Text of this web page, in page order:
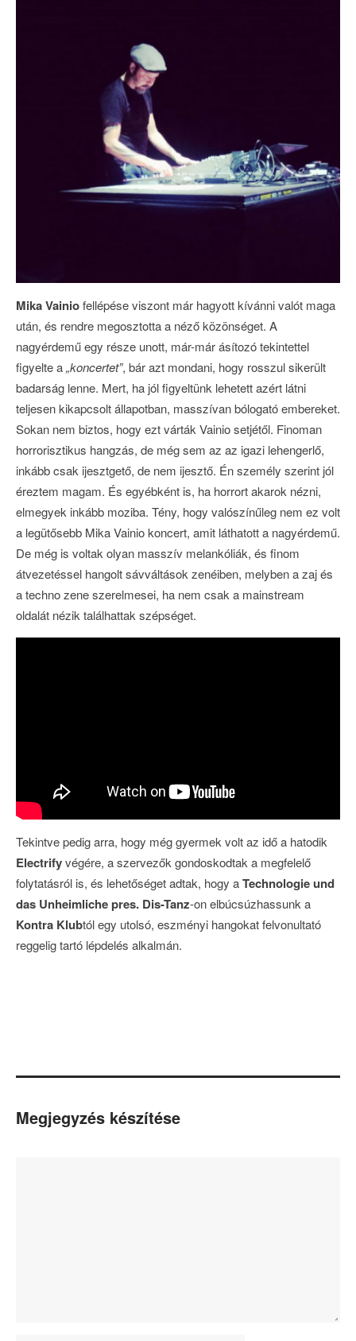
Mika Vainiofellépése viszont már hagyott kívánni valót maga
után, és rendre megosztotta a néző közönséget. A
nagyérdemű egy része unott, már-már ásítozó tekintettel
figyelte a„koncertet”, bár azt mondani, hogy rosszul sikerült
badarság lenne. Mert, ha jól figyeltünk lehetett azért látni
teljesen kikapcsolt állapotban, masszívan bólogató embereket.
Sokan nem biztos, hogy ezt várták Vainio setjétől. Finoman
horrorisztikus hangzás, de még sem az az igazi lehengerlő,
inkább csak ijesztgető, de nem ijesztő. Én személy szerint jól
éreztem magam. És egyébként is, ha horrort akarok nézni,
elmegyek inkább moziba. Tény, hogy valószínűleg nem ez volt
a legütősebb Mika Vainio koncert, amit láthatott a nagyérdemű.
De még is voltak olyan masszív melankóliák, és finom
átvezetéssel hangolt sávváltások zenéiben, melyben a zaj és
a techno zene szerelmesei, ha nem csak a mainstream
oldalát nézik találhattak szépséget.
Tekintve pedig arra, hogy még gyermek volt az idő a hatodik
Electrifyvégére, a szervezők gondoskodtak a megfelelő
folytatásról is, és lehetőséget adtak, hogy aTechnologie und
das Unheimliche pres. Dis-Tanz-on elbúcsúzhassunk a
Kontra Klubtól egy utolsó, eszményi hangokat felvonultató
reggelig tartó lépdelés alkalmán.
Megjegyzés készítése